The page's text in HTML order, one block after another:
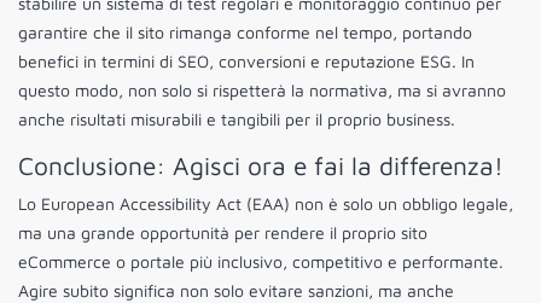
garantire che il sito rimanga conforme nel tempo, portando
benefici in termini di SEO, conversioni e reputazione ESG. In
questo modo, non solo si rispetterà la normativa, ma si avranno
anche risultati misurabili e tangibili per il proprio business.
Conclusione: Agisci ora e fai la differenza!
Lo European Accessibility Act (EAA) non è solo un obbligo legale,
ma una grande opportunità per rendere il proprio sito
eCommerce o portale più inclusivo, competitivo e performante.
Agire subito significa non solo evitare sanzioni, ma anche